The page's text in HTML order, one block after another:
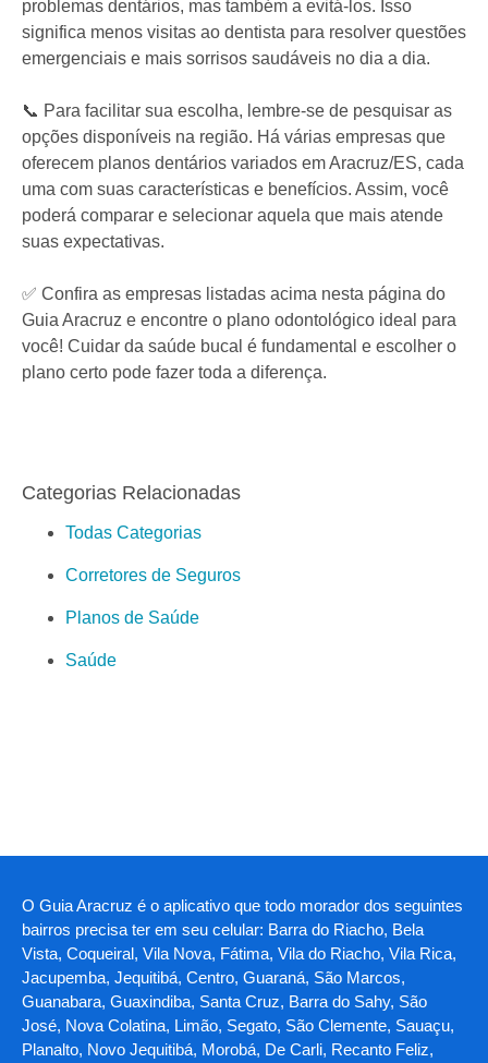
problemas dentários, mas também a evitá-los. Isso
significa menos visitas ao dentista para resolver questões
emergenciais e mais sorrisos saudáveis no dia a dia.
📞 Para facilitar sua escolha, lembre-se de pesquisar as
opções disponíveis na região. Há várias empresas que
oferecem planos dentários variados em Aracruz/ES, cada
uma com suas características e benefícios. Assim, você
poderá comparar e selecionar aquela que mais atende
suas expectativas.
✅ Confira as empresas listadas acima nesta página do
Guia Aracruz e encontre o plano odontológico ideal para
você! Cuidar da saúde bucal é fundamental e escolher o
plano certo pode fazer toda a diferença.
Categorias Relacionadas
Todas Categorias
Corretores de Seguros
Planos de Saúde
Saúde
O Guia Aracruz é o aplicativo que todo morador dos seguintes
bairros precisa ter em seu celular: Barra do Riacho, Bela
Vista, Coqueiral, Vila Nova, Fátima, Vila do Riacho, Vila Rica,
Jacupemba, Jequitibá, Centro, Guaraná, São Marcos,
Guanabara, Guaxindiba, Santa Cruz, Barra do Sahy, São
José, Nova Colatina, Limão, Segato, São Clemente, Sauaçu,
Planalto, Novo Jequitibá, Morobá, De Carli, Recanto Feliz,